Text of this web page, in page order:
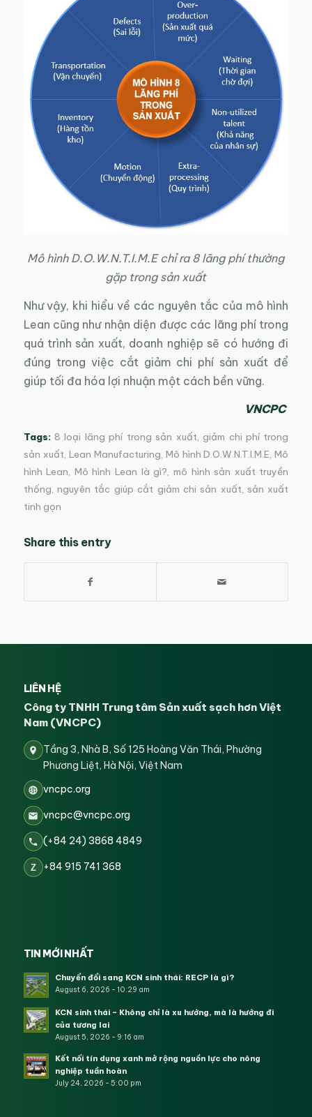
Mô hình D.O.W.N.T.I.M.E chỉ ra 8 lãng phí thường
gặp trong sản xuất
Như vậy, khi hiểu về các nguyên tắc của mô hình
Lean cũng như nhận diện được các lãng phí trong
quá trình sản xuất, doanh nghiệp sẽ có hướng đi
đúng trong việc cắt giảm chi phí sản xuất để
giúp tối đa hóa lợi nhuận một cách bền vững.
VNCPC
Tags: 8 loại lãng phí trong sản xuất, giảm chi phí trong
sản xuất, Lean Manufacturing, Mô hình D.O.W.N.T.I.M.E,Mô
hình Lean, Mô hình Lean là gì?, mô hình sản xuất truyền
thống, nguyên tắc giúp cắt giảm chi sản xuất, sản xuất
tinh gọn
Share this entry
LIÊN HỆ
Công ty TNHH Trung tâm Sản xuất sạch hơn Việt
Nam (VNCPC)
Tầng 3, Nhà B, Số 125 Hoàng Văn Thái, Phường
Phương Liệt, Hà Nội, Việt Nam
vncpc.org
vncpc@vncpc.org
(+84 24) 3868 4849
Z +84 915 741 368
TIN MỚI NHẤT
Chuyển đổi sang KCN sinh thái: RECP là gì?
August 6, 2026 - 10:29 am
KCN sinh thái – Không chỉ là xu hướng, mà là hướng đi
của tương lai
August 5, 2026 - 9:16 am
Kết nối tín dụng xanh mở rộng nguồn lực cho nông
nghiệp tuần hoàn
July 24, 2026 - 5:00 pm